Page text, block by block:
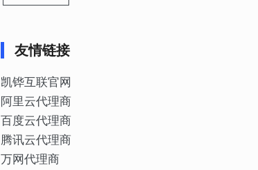
友情链接
凯铧互联官网
阿里云代理商
百度云代理商
腾讯云代理商
万网代理商